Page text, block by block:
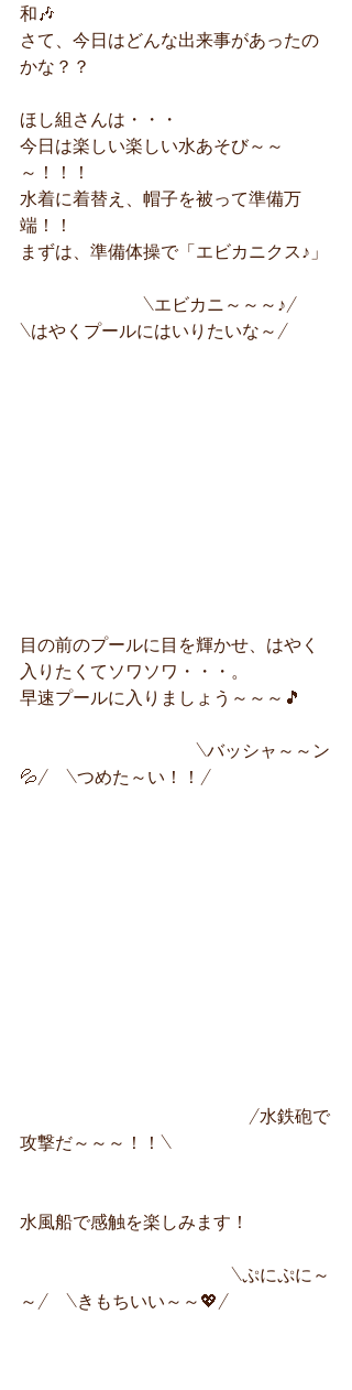
和🎶
さて、今日はどんな出来事があったの
かな？？
ほし組さんは・・・
今日は楽しい楽しい水あそび～～
～！！！
水着に着替え、帽子を被って準備万
端！！
まずは、準備体操で「エビカニクス♪」
\エビカニ～～～♪/
\はやくプールにはいりたいな～/
目の前のプールに目を輝かせ、はやく
入りたくてソワソワ・・・。
早速プールに入りましょう～～～🎵
\バッシャ～～ン
💦/　\つめた～い！！/
/水鉄砲で
攻撃だ～～～！！\
水風船で感触を楽しみます！
\ぷにぷに～
～/　\きもちいい～～💖/